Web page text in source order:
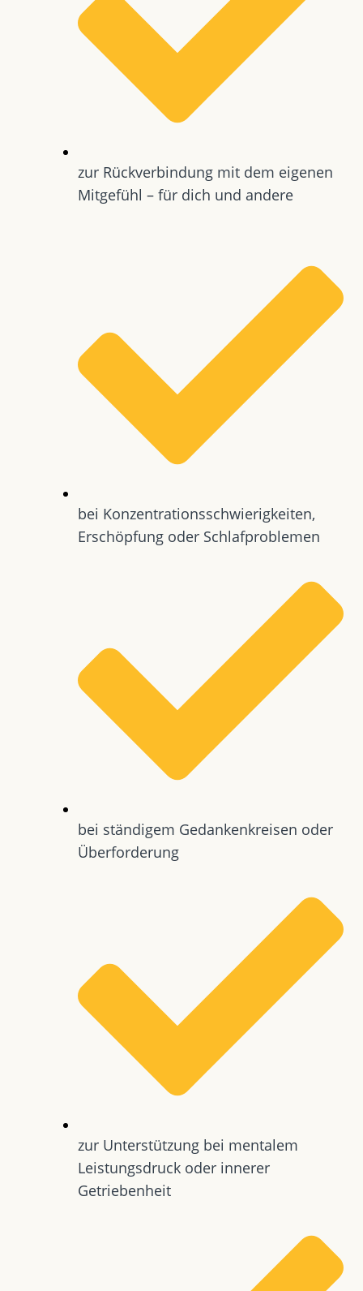
zur Rückverbindung mit dem eigenen
Mitgefühl – für dich und andere
bei Konzentrationsschwierigkeiten,
Erschöpfung oder Schlafproblemen
bei ständigem Gedankenkreisen oder
Überforderung
zur Unterstützung bei mentalem
Leistungsdruck oder innerer
Getriebenheit